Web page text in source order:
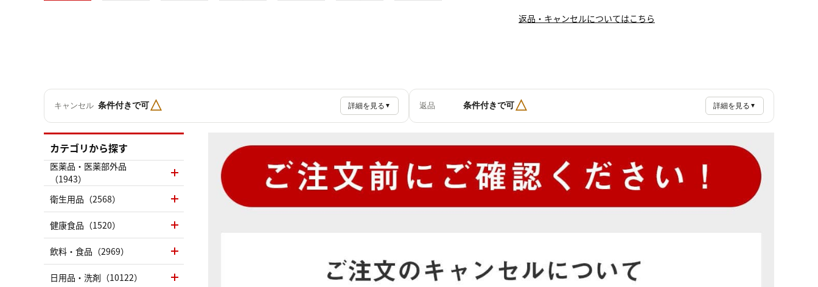
返品・キャンセルについてはこちら
キャンセル 条件付きで可△ 詳細を見る ▼ 返品 条件付きで可△ 詳細を見る ▼
カテゴリから探す
医薬品・医薬部外品
（1943）
衛生用品（2568）
健康食品（1520）
飲料・食品（2969）
日用品・洗剤（10122）